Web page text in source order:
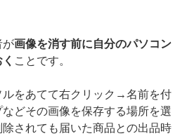
が画像を消す前に自分のパソコン
ことです。
ルをあてて右クリック→名前を付
どその画像を保存する場所を選
されても届いた商品との出品時